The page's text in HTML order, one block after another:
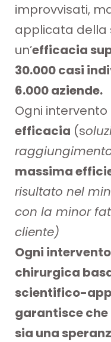
improvvisati,
applicata della
un’efficacia
30.000 casi
6.000 aziende.
Ogni
efficacia (s
massima
risultato nel
con la minor
cliente)
Ogni
chirurgica
scientifico-
garantisce
sia una